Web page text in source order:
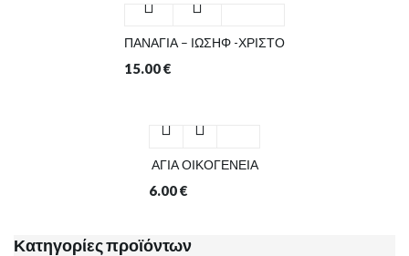
ΠΑΝΑΓΙΑ – ΙΩΣΗΦ -ΧΡΙΣΤΟ
15.00€
ΑΓΙΑ ΟΙΚΟΓΕΝΕΙΑ
6.00€
Κατηγορίες προϊόντων